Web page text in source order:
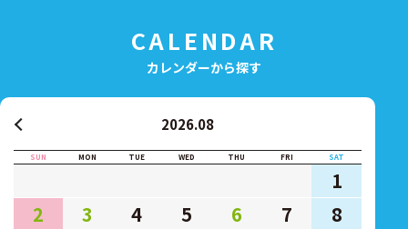
CALENDAR
カレンダーから探す
2026.08
SUN MON TUE WED THU FRI SAT
1
2
3 4 5 6 7
8